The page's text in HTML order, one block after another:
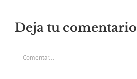
Deja tu comentario
Comentar